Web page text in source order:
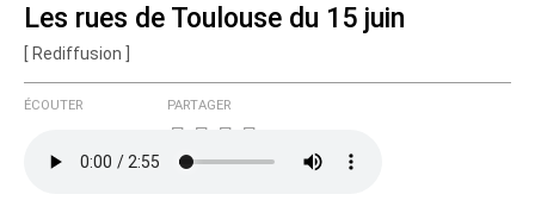
Les rues de Toulouse du 15 juin
[ Rediffusion ]
ÉCOUTER PARTAGER